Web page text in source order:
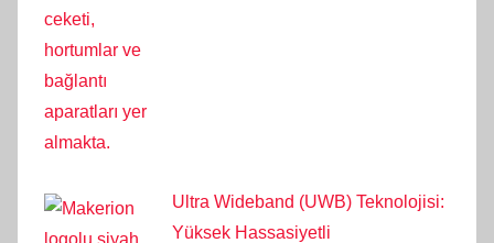
Ultra Wideband (UWB) Teknolojisi:
Yüksek Hassasiyetli